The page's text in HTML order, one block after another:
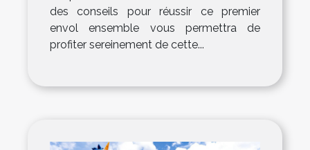
des conseils pour réussir ce premier
envol ensemble vous permettra de
profiter sereinement de cette...